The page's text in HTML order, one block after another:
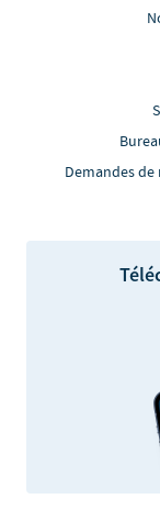
Demandes